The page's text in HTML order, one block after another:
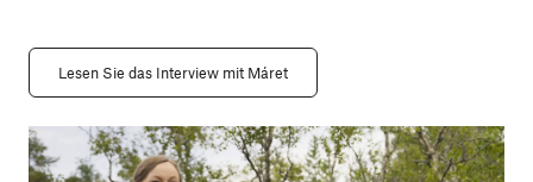
Lesen Sie das Interview mit Máret